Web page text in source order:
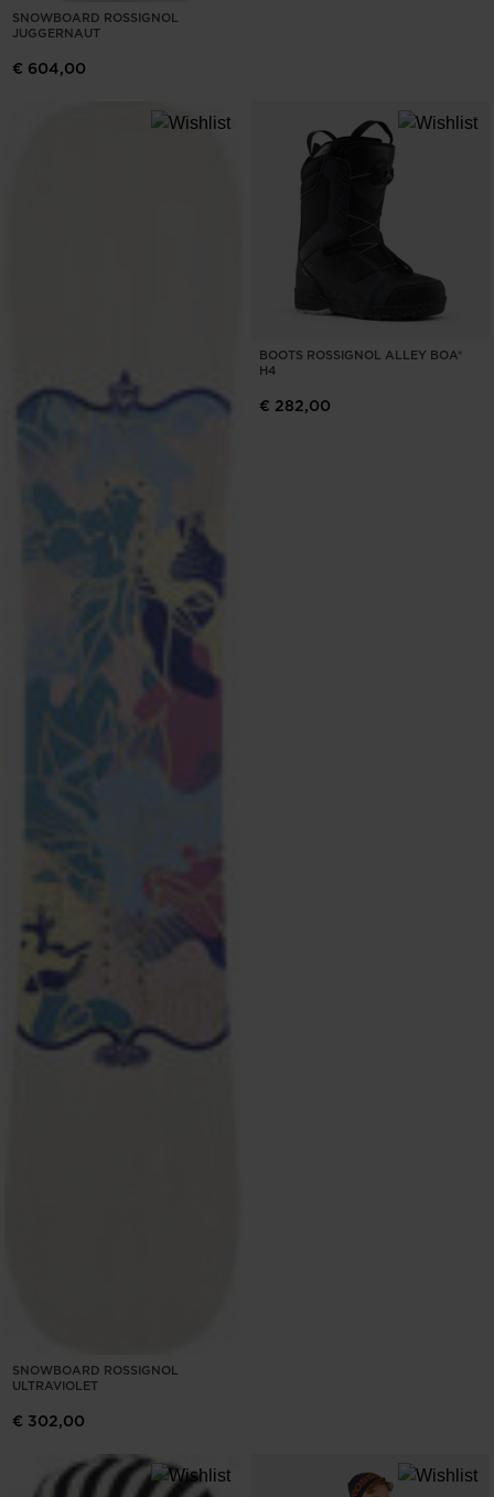
SNOWBOARD ROSSIGNOL
JUGGERNAUT
€ 604,00
SNOWBOARD ROSSIGNOL
ULTRAVIOLET
€ 302,00
BOOTS ROSSIGNOL ALLEY BOA®
H4
€ 282,00